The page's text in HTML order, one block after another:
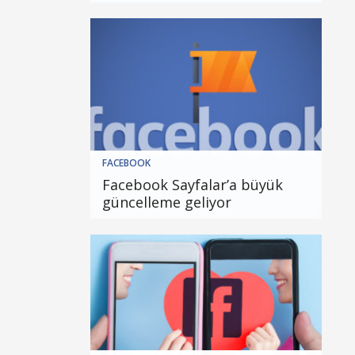
FACEBOOK
Facebook Sayfalar’a büyük
güncelleme geliyor